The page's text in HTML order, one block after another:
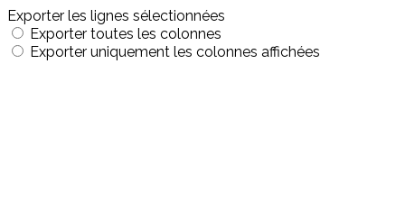
Exporter les lignes sélectionnées
Exporter toutes les colonnes
Exporter uniquement les colonnes affichées